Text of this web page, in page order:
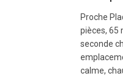
Proche
pièces, 65
seconde
calme,